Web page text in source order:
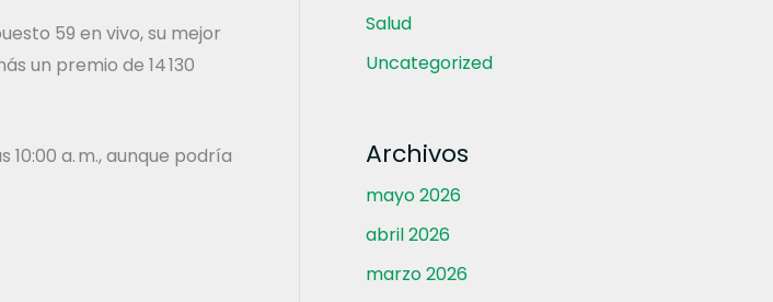
59 en vivo, su mejor
un premio de 14 130
a. m., aunque podría
Salud
Uncategorized
Archivos
mayo 2026
abril 2026
marzo 2026